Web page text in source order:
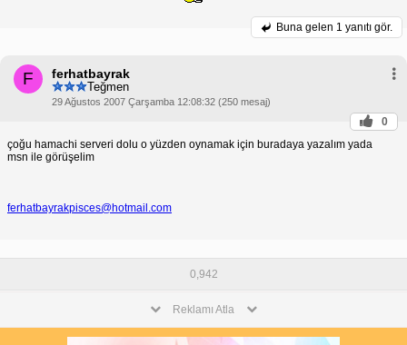
Buna gelen 1 yanıtı gör.
F ferhatbayrak
Teğmen
29 Ağustos 2007 Çarşamba 12:08:32 (250 mesaj)
0
çoğu hamachi serveri dolu o yüzden oynamak için buradaya yazalım yada
msn ile görüşelim
ferhatbayrakpisces@hotmail.com
0,942
Reklamı Atla